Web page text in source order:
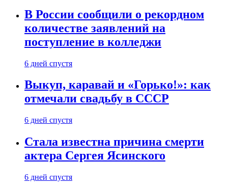
В России сообщили о рекордном
количестве заявлений на
поступление в колледжи
6 дней спустя
Выкуп, каравай и «Горько!»: как
отмечали свадьбу в СССР
6 дней спустя
Стала известна причина смерти
актера Сергея Ясинского
6 дней спустя